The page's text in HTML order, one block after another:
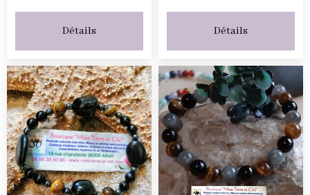
Détails Détails